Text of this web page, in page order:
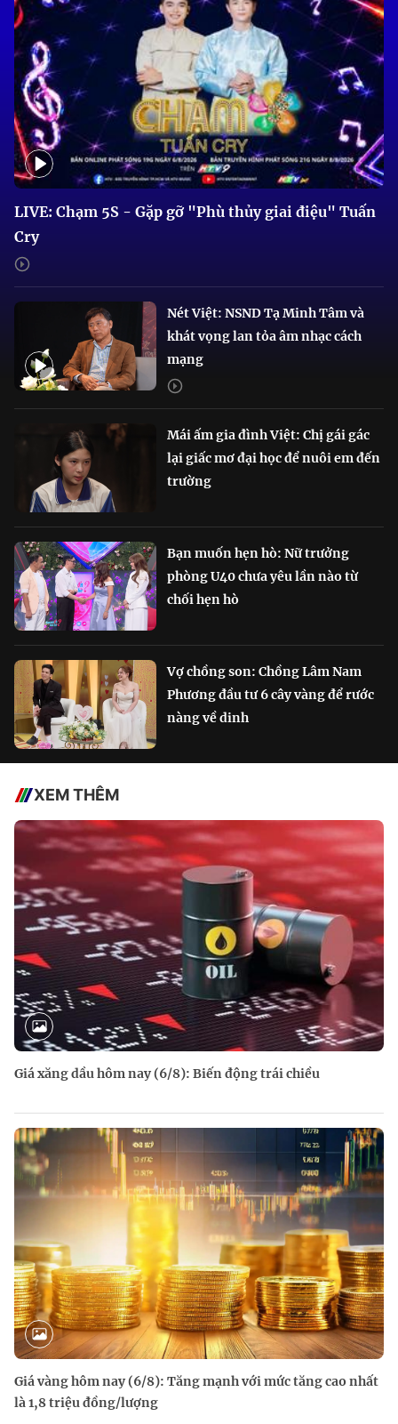
LIVE: Chạm 5S - Gặp gỡ "Phù thủy giai điệu" Tuấn
Cry
Nét Việt: NSND Tạ Minh Tâm và
khát vọng lan tỏa âm nhạc cách
mạng
Mái ấm gia đình Việt: Chị gái gác
lại giấc mơ đại học để nuôi em đến
trường
Bạn muốn hẹn hò: Nữ trưởng
phòng U40 chưa yêu lần nào từ
chối hẹn hò
Vợ chồng son: Chồng Lâm Nam
Phương đầu tư 6 cây vàng để rước
nàng về dinh
XEM THÊM
Giá xăng dầu hôm nay (6/8): Biến động trái chiều
Giá vàng hôm nay (6/8): Tăng mạnh với mức tăng cao nhất
là 1,8 triệu đồng/lượng